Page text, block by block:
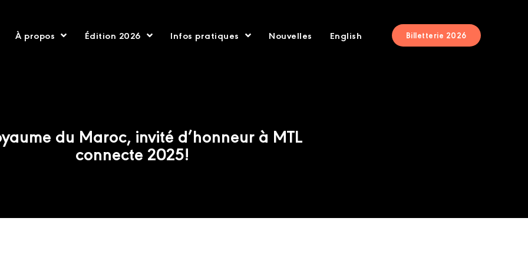
À propos Édition 2026 Infos pratiques Nouvelles English Billetterie 2026
du Maroc, invité d’honneur à MTL
connecte 2025!